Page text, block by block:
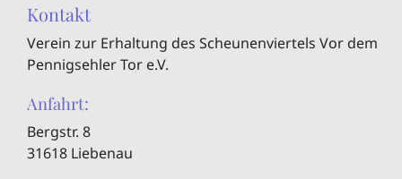
Kontakt
Verein zur Erhaltung des Scheunenviertels Vor dem
Pennigsehler Tor e.V.
Anfahrt:
Bergstr. 8
31618 Liebenau